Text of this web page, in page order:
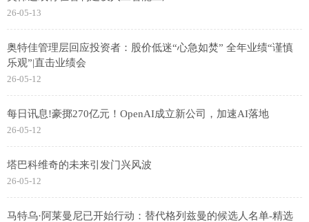
26-05-13
奥特佳管理层回应投资者：股价低迷“心急如焚” 全年业绩“谨慎
乐观”|直击业绩会
26-05-12
每日讯息!豪掷270亿元！OpenAI成立新公司，加速AI落地
26-05-12
塔巴科维奇的未来引发门兴风波
26-05-12
马特乌·阿莱曼尼已开始行动：替代格列兹曼的候选人名单-精选